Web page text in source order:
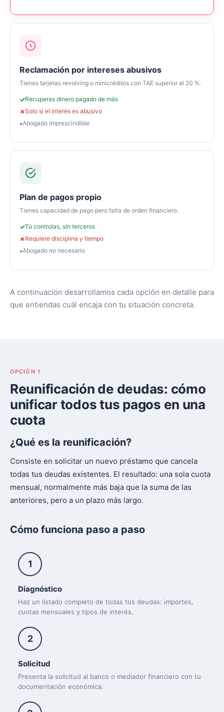
Reclamación por intereses abusivos
Tienes tarjetas revolving o minicréditos con TAE superior al 20 %.
Recuperas dinero pagado de más
Solo si el interés es abusivo
Abogado imprescindible
Plan de pagos propio
Tienes capacidad de pago pero falta de orden financiero.
Tú controlas, sin terceros
Requiere disciplina y tiempo
Abogado no necesario
A continuación desarrollamos cada opción en detalle para
que entiendas cuál encaja con tu situación concreta.
OPCIÓN 1
Reunificación de deudas: cómo
unificar todos tus pagos en una
cuota
¿Qué es la reunificación?
Consiste en solicitar un nuevo préstamo que cancela
todas tus deudas existentes. El resultado: una sola cuota
mensual, normalmente más baja que la suma de las
anteriores, pero a un plazo más largo.
Cómo funciona paso a paso
1
Diagnóstico
Haz un listado completo de todas tus deudas: importes,
cuotas mensuales y tipos de interés.
2
Solicitud
Presenta la solicitud al banco o mediador financiero con tu
documentación económica.